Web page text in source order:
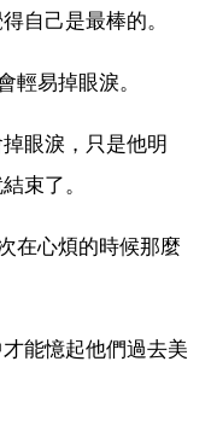
自己是最棒的。
輕易掉眼淚。
眼淚，只是他明
束了。
在心煩的時候那麼
能憶起他們過去美